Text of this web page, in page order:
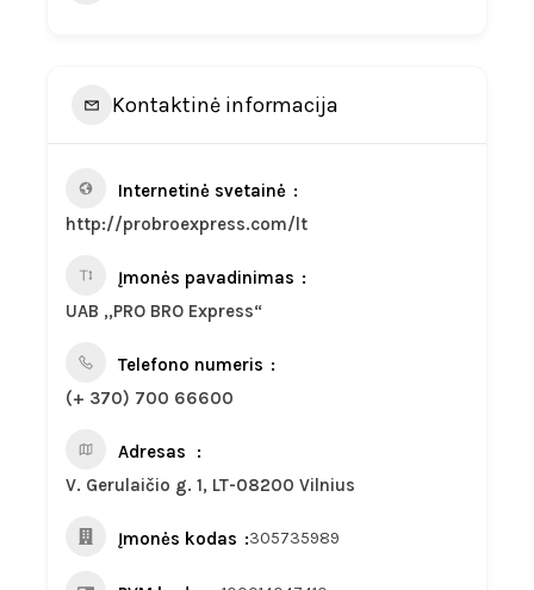
Kontaktinė informacija
Internetinė svetainė
http://probroexpress.com/lt
Įmonės pavadinimas
UAB ,,PRO BRO Express“
Telefono numeris
(+ 370) 700 66600
Adresas
V. Gerulaičio g. 1, LT-08200 Vilnius
Įmonės kodas 305735989